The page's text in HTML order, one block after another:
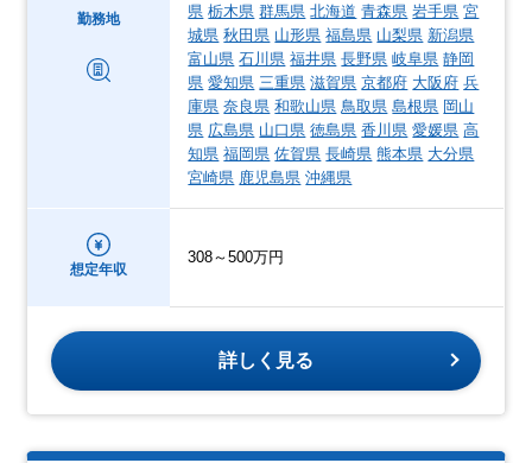
勤務地
県 栃木県 群馬県 北海道 青森県 岩手県 宮
城県 秋田県 山形県 福島県 山梨県 新潟県
富山県 石川県 福井県 長野県 岐阜県 静岡
県 愛知県 三重県 滋賀県 京都府 大阪府 兵
庫県 奈良県 和歌山県 鳥取県 島根県 岡山
県 広島県 山口県 徳島県 香川県 愛媛県 高
知県 福岡県 佐賀県 長崎県 熊本県 大分県
宮崎県 鹿児島県 沖縄県
想定年収
308～500万円
詳しく見る